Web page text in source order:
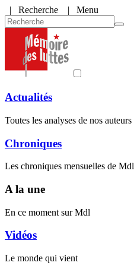
| Recherche | Menu
Actualités
Toutes les analyses de nos auteurs
Chroniques
Les chroniques mensuelles de Mdl
A la une
En ce moment sur Mdl
Vidéos
Le monde qui vient